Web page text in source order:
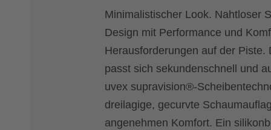
Minimalistischer Look. Nahtloser
Design mit Performance und
Herausforderungen auf der
passt sich sekundenschnell und
uvex supravision®-
dreilagige, gecurvte
angenehmen Komfort. Ein